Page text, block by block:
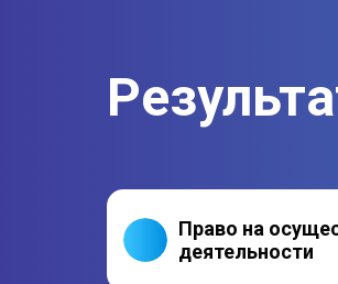
Право на
деятельности